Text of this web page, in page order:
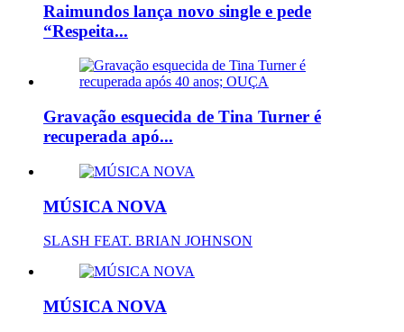
Raimundos lança novo single e pede
“Respeita...
Gravação esquecida de Tina Turner é
recuperada apó...
MÚSICA NOVA
SLASH FEAT. BRIAN JOHNSON
MÚSICA NOVA